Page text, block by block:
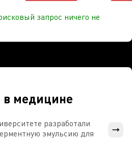
запрос ничего не
в медицине
разработали
эмульсию для